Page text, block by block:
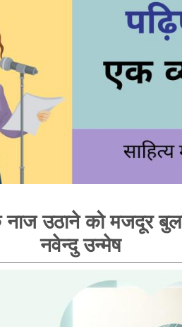
नाज उठाने को मजदूर
नवेन्दु उन्मेष